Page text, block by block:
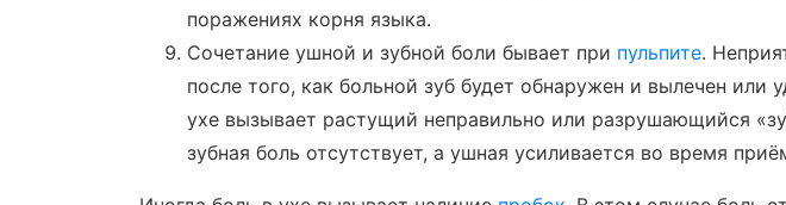
поражениях корня языка.
Сочетание ушной и зубной боли бывает при пульпите.
после того, как больной зуб будет обнаружен и вылечен или
ухе вызывает растущий неправильно или разрушающийся
зубная боль отсутствует, а ушная усиливается во время